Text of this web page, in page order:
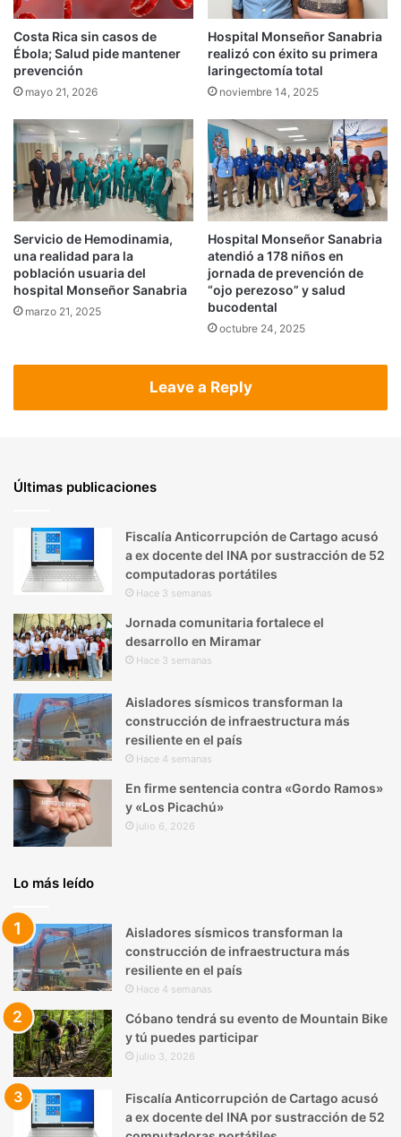
Costa Rica sin casos de
Ébola; Salud pide mantener
prevención
mayo 21, 2026
Hospital Monseñor Sanabria
realizó con éxito su primera
laringectomía total
noviembre 14, 2025
Servicio de Hemodinamia,
una realidad para la
población usuaria del
hospital Monseñor Sanabria
marzo 21, 2025
Hospital Monseñor Sanabria
atendió a 178 niños en
jornada de prevención de
“ojo perezoso” y salud
bucodental
octubre 24, 2025
Leave a Reply
Últimas publicaciones
Fiscalía Anticorrupción de Cartago acusó
a ex docente del INA por sustracción de 52
computadoras portátiles
Hace 3 semanas
Jornada comunitaria fortalece el
desarrollo en Miramar
Hace 3 semanas
Aisladores sísmicos transforman la
construcción de infraestructura más
resiliente en el país
Hace 4 semanas
En firme sentencia contra «Gordo Ramos»
y «Los Picachú»
julio 6, 2026
Lo más leído
Aisladores sísmicos transforman la
construcción de infraestructura más
resiliente en el país
Hace 4 semanas
Cóbano tendrá su evento de Mountain Bike
y tú puedes participar
julio 3, 2026
Fiscalía Anticorrupción de Cartago acusó
a ex docente del INA por sustracción de 52